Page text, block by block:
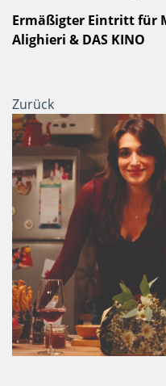
Ermäßigter Eintritt für
Alighieri & DAS KINO
Zurück